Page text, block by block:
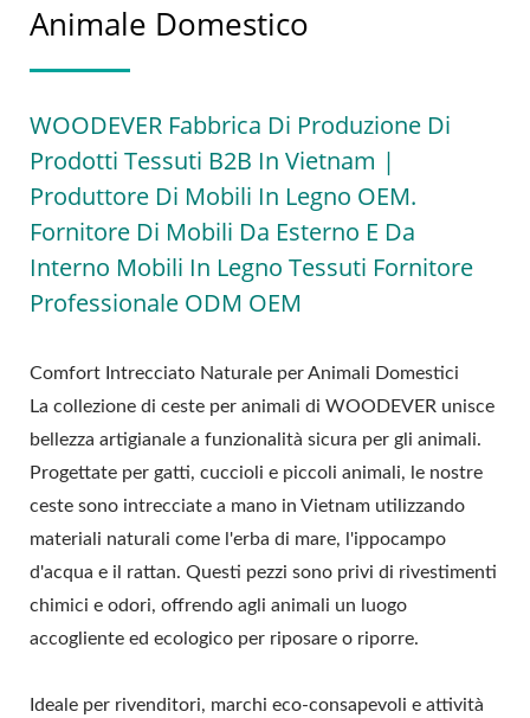
Animale Domestico
WOODEVER Fabbrica Di Produzione Di
Prodotti Tessuti B2B In Vietnam |
Produttore Di Mobili In Legno OEM.
Fornitore Di Mobili Da Esterno E Da
Interno Mobili In Legno Tessuti Fornitore
Professionale ODM OEM
Comfort Intrecciato Naturale per Animali Domestici
La collezione di ceste per animali di WOODEVER unisce
bellezza artigianale a funzionalità sicura per gli animali.
Progettate per gatti, cuccioli e piccoli animali, le nostre
ceste sono intrecciate a mano in Vietnam utilizzando
materiali naturali come l'erba di mare, l'ippocampo
d'acqua e il rattan. Questi pezzi sono privi di rivestimenti
chimici e odori, offrendo agli animali un luogo
accogliente ed ecologico per riposare o riporre.
Ideale per rivenditori, marchi eco-consapevoli e attività